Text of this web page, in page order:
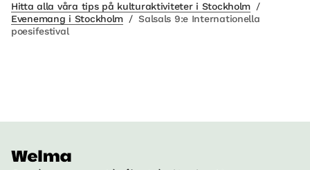
Hitta alla våra tips på kulturaktiviteter i Stockholm /
Evenemang i Stockholm / Salsals 9:e Internationella
poesifestival